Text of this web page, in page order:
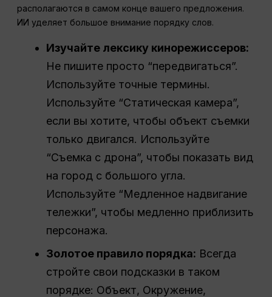
располагаются в самом конце вашего предложения.
ИИ уделяет большое внимание порядку слов.
Изучайте лексику кинорежиссеров:
Не пишите просто “передвигаться”.
Используйте точные термины.
Используйте “Статическая камера”,
если вы хотите, чтобы объект съемки
только двигался. Используйте
“Съемка с дрона”, чтобы показать вид
на город с большого угла.
Используйте “Медленное надвигание
тележки”, чтобы медленно приблизить
персонажа.
Золотое правило порядка: Всегда
стройте свои подсказки в таком
порядке: Объект, Окружение,